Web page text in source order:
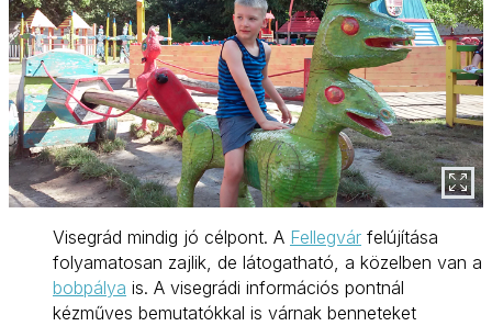
Visegrád mindig jó célpont. A Fellegvár felújítása
folyamatosan zajlik, de látogatható, a közelben van a
bobpálya is. A visegrádi információs pontnál
kézműves bemutatókkal is várnak benneteket